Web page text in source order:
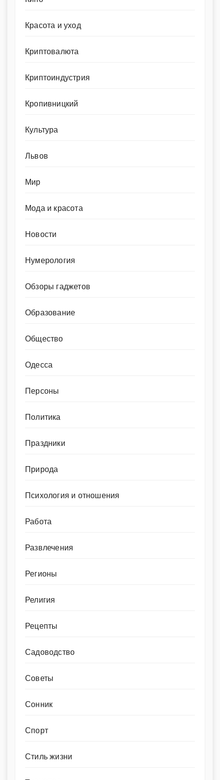
Красота и уход
Криптовалюта
Криптоиндустрия
Кропивницкий
Культура
Львов
Мир
Мода и красота
Новости
Нумерология
Обзоры гаджетов
Образование
Общество
Одесса
Персоны
Политика
Праздники
Природа
Психология и отношения
Работа
Развлечения
Регионы
Религия
Рецепты
Садоводство
Советы
Сонник
Спорт
Стиль жизни